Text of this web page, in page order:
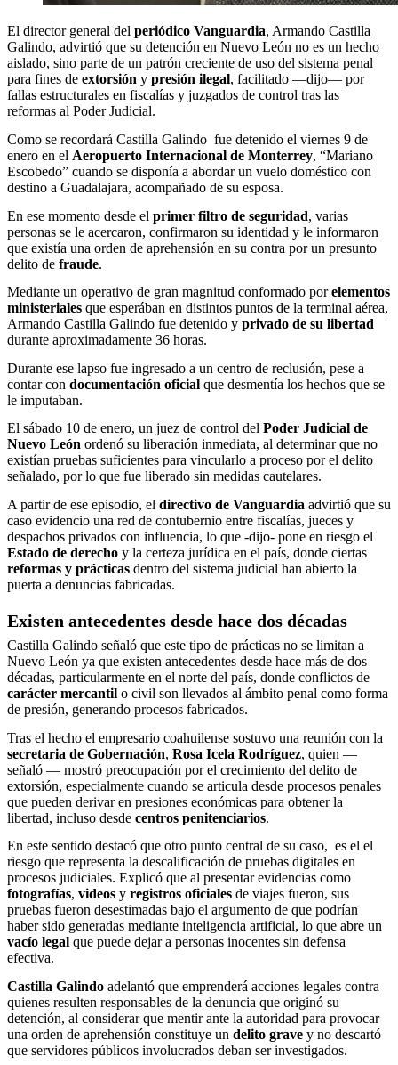
El director general del periódico Vanguardia, Armando Castilla
Galindo, advirtió que su detención en Nuevo León no es un hecho
aislado, sino parte de un patrón creciente de uso del sistema penal
para fines de extorsión y presión ilegal, facilitado —dijo— por
fallas estructurales en fiscalías y juzgados de control tras las
reformas al Poder Judicial.
Como se recordará Castilla Galindo fue detenido el viernes 9 de
enero en el Aeropuerto Internacional de Monterrey, “Mariano
Escobedo” cuando se disponía a abordar un vuelo doméstico con
destino a Guadalajara, acompañado de su esposa.
En ese momento desde el primer filtro de seguridad, varias
personas se le acercaron, confirmaron su identidad y le informaron
que existía una orden de aprehensión en su contra por un presunto
delito de fraude.
Mediante un operativo de gran magnitud conformado porelementos
ministeriales que esperában en distintos puntos de la terminal aérea,
Armando Castilla Galindo fue detenido y privado de su libertad
durante aproximadamente 36 horas.
Durante ese lapso fue ingresado a un centro de reclusión, pese a
contar con documentación oficial que desmentía los hechos que se
le imputaban.
El sábado 10 de enero, un juez de control del Poder Judicial de
Nuevo León ordenó su liberación inmediata, al determinar que no
existían pruebas suficientes para vincularlo a proceso por el delito
señalado, por lo que fue liberado sin medidas cautelares.
A partir de ese episodio, el directivo de Vanguardia advirtió que su
caso evidencio una red de contubernio entre fiscalías, jueces y
despachos privados con influencia, lo que -dijo- pone en riesgo el
Estado de derecho y la certeza jurídica en el país, donde ciertas
reformas y prácticas dentro del sistema judicial han abierto la
puerta a denuncias fabricadas.
Existen antecedentes desde hace dos décadas
Castilla Galindo señaló que este tipo de prácticas no se limitan a
Nuevo León ya que existen antecedentes desde hace más de dos
décadas, particularmente en el norte del país, donde conflictos de
carácter mercantil o civil son llevados al ámbito penal como forma
de presión, generando procesos fabricados.
Tras el hecho el empresario coahuilense sostuvo una reunión con la
secretaria de Gobernación, Rosa Icela Rodríguez, quien —
señaló — mostró preocupación por el crecimiento del delito de
extorsión, especialmente cuando se articula desde procesos penales
que pueden derivar en presiones económicas para obtener la
libertad, incluso desde centros penitenciarios.
En este sentido destacó que otro punto central de su caso, es el el
riesgo que representa la descalificación de pruebas digitales en
procesos judiciales. Explicó que al presentar evidencias como
fotografías, videos y registros oficiales de viajes fueron, sus
pruebas fueron desestimadas bajo el argumento de que podrían
haber sido generadas mediante inteligencia artificial, lo que abre un
vacío legal que puede dejar a personas inocentes sin defensa
efectiva.
Castilla Galindo adelantó que emprenderá acciones legales contra
quienes resulten responsables de la denuncia que originó su
detención, al considerar que mentir ante la autoridad para provocar
una orden de aprehensión constituye un delito grave y no descartó
que servidores públicos involucrados deban ser investigados.